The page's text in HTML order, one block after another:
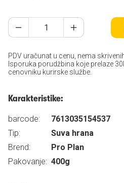
PDV uračunat u cenu, nema
Isporuka porudžbina koje prelaze
cenovniku kurirske službe.
Karakteristike:
barcode:
7613035154537
Tip:
Suva hrana
Brend:
Pro Plan
Pakovanje: 400g